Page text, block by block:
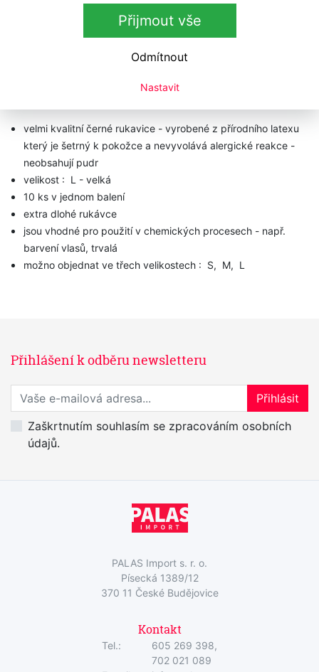
Přijmout vše
Odmítnout
Nastavit
Popis
Technická data
Černé latexové rukaviceBLACK TOUCH 8151-5051
velmi kvalitní černé rukavice - vyrobené z přírodního latexu
který je šetrný k pokožce a nevyvolává alergické reakce -
neobsahují pudr
velikost : L - velká
10 ks v jednom balení
extra dlohé rukávce
jsou vhodné pro použití v chemických procesech - např.
barvení vlasů, trvalá
možno objednat ve třech velikostech : S, M, L
Přihlášení k odběru newsletteru
Přihlaste se k odběru novinek
Přihlásit
Zaškrtnutím souhlasím se zpracováním osobních
údajů.
PALAS Import s. r. o.
Písecká 1389/12
370 11 České Budějovice
Kontakt
Tel.:
605 269 398,
702 021 089